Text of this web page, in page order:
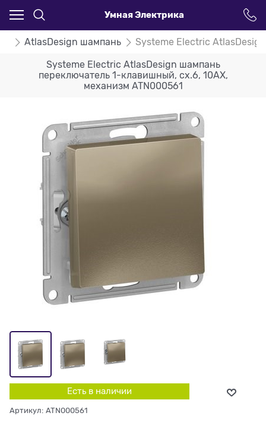
Умная Электрика
AtlasDesign шампань Systeme Electric
Systeme Electric AtlasDesign шампань
переключатель 1-клавишный, сх.6, 10АХ,
механизм ATN000561
Есть в наличии
Артикул: ATN000561